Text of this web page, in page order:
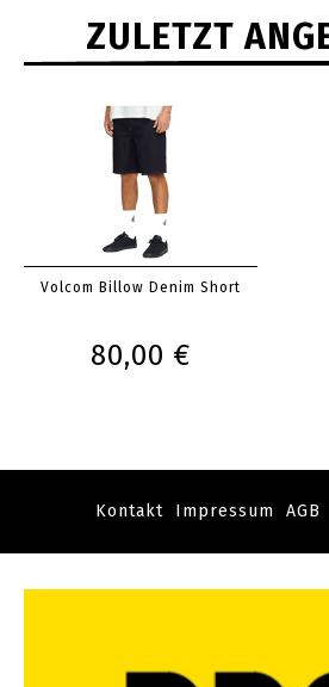
ZULETZT
Volcom Billow Denim Short
80,00 €
Kontakt Impressum AGB